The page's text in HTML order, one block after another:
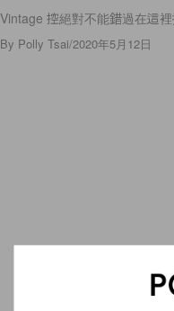
Vintage 控絕對不能錯過在這
By Polly Tsai/2020年5月12日